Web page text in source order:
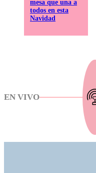
mesa que una a
todos en esta
Navidad
EN VIVO